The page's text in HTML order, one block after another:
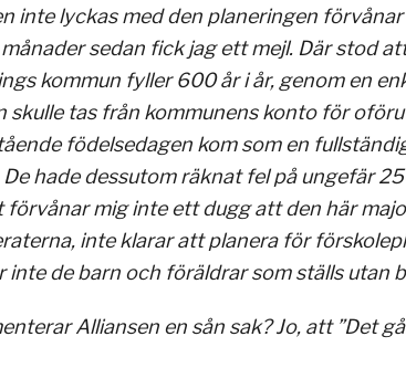
inte lyckas med den planeringen
sedan fick jag ett mejl. Där stod
kommun fyller 600 år i år, genom en
skulle tas från kommunens konto för
födelsedagen kom som en
De hade dessutom räknat fel på ungefär
förvånar mig inte ett dugg att den här
inte klarar att planera för
inte de barn och föräldrar som ställs utan
Alliansen en sån sak? Jo, att ”Det